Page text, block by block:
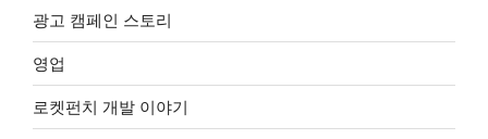
광고 캠페인 스토리
영업
로켓펀치 개발 이야기